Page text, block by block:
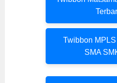
Twibbon
SMA